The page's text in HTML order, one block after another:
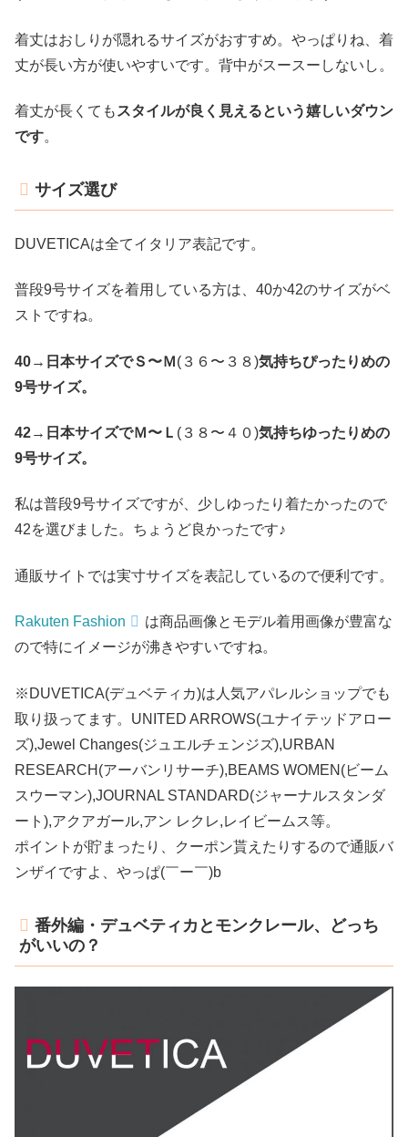
着丈はおしりが隠れるサイズがおすすめ。やっぱりね、着
丈が長い方が使いやすいです。背中がスースーしないし。
着丈が長くても スタイルが良く見えるという嬉しいダウン
です。
サイズ選び
DUVETICAは全てイタリア表記です。
普段9号サイズを着用している方は、40か42のサイズがベ
ストですね。
40→ 日本サイズでＳ〜Ｍ(３６〜３８)気持ちぴったりめの
9号サイズ。
42→ 日本サイズでＭ〜Ｌ (３８〜４０)気持ちゆったりめの
9号サイズ。
私は普段9号サイズですが、少しゆったり着たかったので
42を選びました。ちょうど良かったです♪
通販サイトでは実寸サイズを表記しているので便利です。
Rakuten Fashion
は商品画像とモデル着用画像が豊富な
ので特にイメージが沸きやすいですね。
※DUVETICA(デュベティカ)は人気アパレルショップでも
取り扱ってます。UNITED ARROWS(ユナイテッドアロー
ズ),Jewel Changes(ジュエルチェンジズ),URBAN
RESEARCH(アーバンリサーチ),BEAMS WOMEN(ビーム
スウーマン),JOURNAL STANDARD(ジャーナルスタンダ
ート),アクアガール,アン レクレ,レイビームス等。
ポイントが貯まったり、クーポン貰えたりするので通販バ
ンザイですよ、やっぱ(￣ー￣)b
番外編・デュベティカとモンクレール、どっち
がいいの？